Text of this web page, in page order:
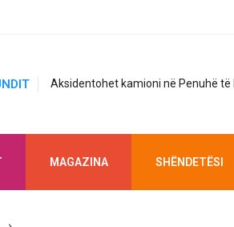
Aksidentohet kamioni në Penuhë
MAGAZINA SHËNDETËSI